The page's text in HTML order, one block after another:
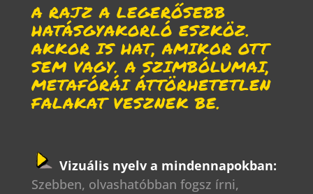
A RAJZ A LEGERŐSEBB
HATÁSGYAKORLÓ ESZKÖZ.
AKKOR IS HAT, AMIKOR OTT
SEM VAGY. A SZIMBÓLUMAI,
METAFÓRÁI ÁTTÖRHETETLEN
FALAKAT VESZNEK BE.
Vizuális nyelv a mindennapokban:
Szebben, olvashatóbban fogsz írni,